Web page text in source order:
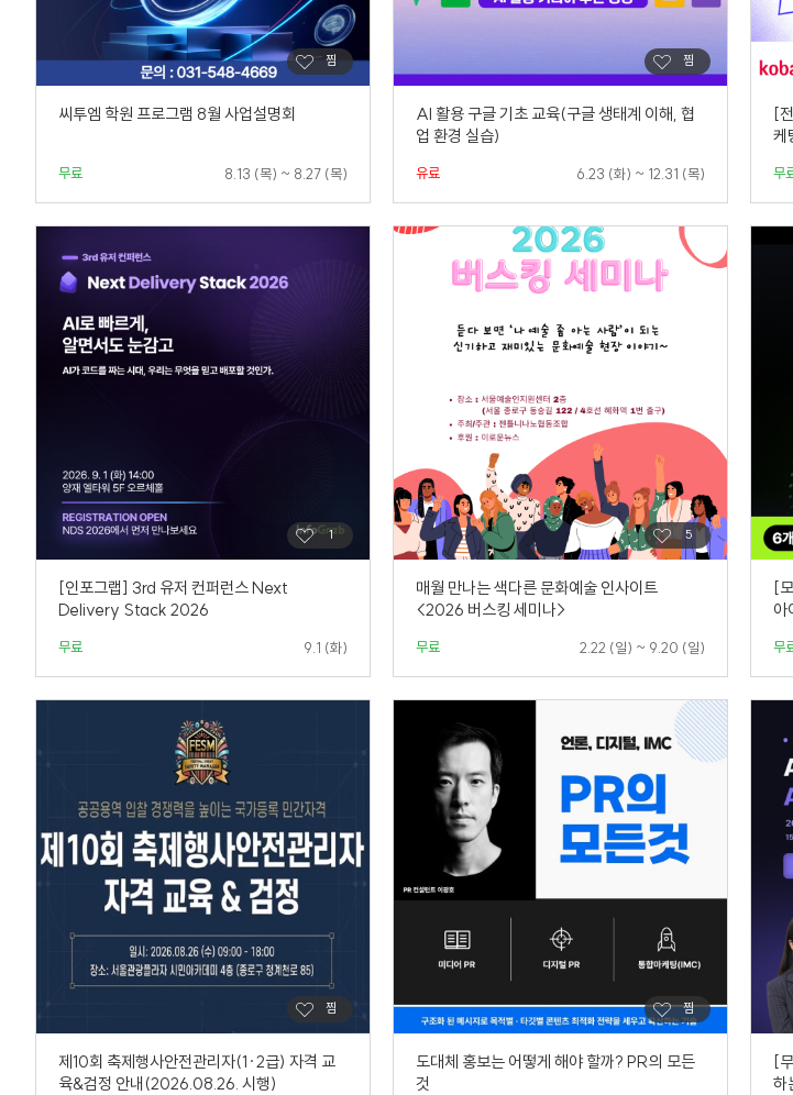
씨투엠 학원 프로그램 8월 사업설명회
무료 8.13 (목) ~ 8.27 (목)
AI 활용 구글 기초 교육(구글 생태계 이해, 협
업 환경 실습)
유료 6.23 (화) ~ 12.31 (목)
[
케
무
[인포그랩] 3rd 유저 컨퍼런스 Next
Delivery Stack 2026
무료 9.1 (화)
매월 만나는 색다른 문화예술 인사이트
<2026 버스킹 세미나>
무료 2.22 (일) ~ 9.20 (일)
[
아
무
제10회 축제행사안전관리자(1·2급) 자격 교
육&검정 안내(2026.08.26. 시행)
도대체 홍보는 어떻게 해야 할까? PR의 모든
것
[
하